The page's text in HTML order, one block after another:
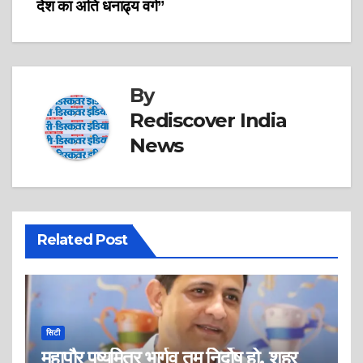
देश का अति धनाढ्य वर्ग”
By
Rediscover India
News
Related Post
सिटी
महापौर पुष्यमित्र भार्गव तुम निर्दोष हो, शहर